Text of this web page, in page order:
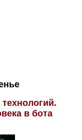
в бота